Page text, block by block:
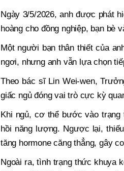
Ngày 3/5/2026, anh được phát
hoàng cho đồng nghiệp, bạn bè
Một người bạn thân thiết của
ngơi, nhưng anh vẫn lựa chọn
Theo bác sĩ Lin Wei-wen,
giấc ngủ đóng vai trò cực kỳ
Khi ngủ, cơ thể bước vào trạng
hồi năng lượng. Ngược lại,
tăng hormone căng thẳng, gây
Ngoài ra, tình trạng thức khuya